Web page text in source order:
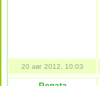
20 авг 2012, 10:03